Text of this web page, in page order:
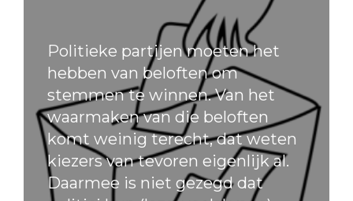
Politieke partijen moeten het
hebben van beloften om
stemmen te winnen. Van het
waarmaken van die beloften
komt weinig terecht, dat weten
kiezers van tevoren eigenlijk al.
Daarmee is niet gezegd dat